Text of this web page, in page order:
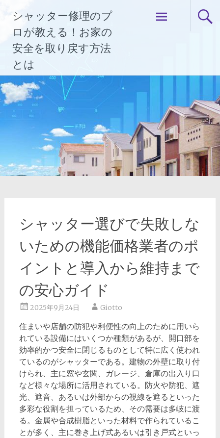
ス
キ
ッ
プ
シャッター修理のプ
ロが教える！お家の
安全を取り戻す方法
とは
シャッター選びで失敗しな
いための機能価格業者のポ
イントと導入から維持まで
の安心ガイド
2025年9月24日 Giotto
住まいや店舗の防犯や利便性の向上のために用いら
れている設備にはいくつか種類があるが、開口部を
効率的かつ安全に閉じるものとして特に広く使われ
ているのがシャッターである。 建物の外壁に取り付
けられ、主に窓や玄関、ガレージ、倉庫の出入り口
など様々な場所に活用されている。防火や防犯、遮
光、遮音、あるいは外部からの視線を遮るといった
多彩な役割を担っているため、その需要は多岐に渡
る。金属や合成樹脂といった材料で作られているこ
とが多く、主に巻き上げ式あるいは引き戸式といっ